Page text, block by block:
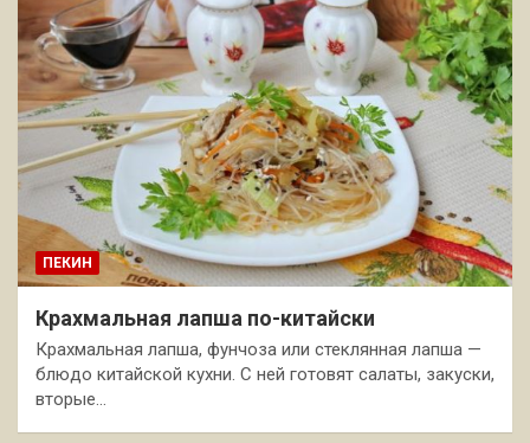
ПЕКИН
Крахмальная лапша по-китайски
Крахмальная лапша, фунчоза или стеклянная лапша —
блюдо китайской кухни. С ней готовят салаты, закуски,
вторые…